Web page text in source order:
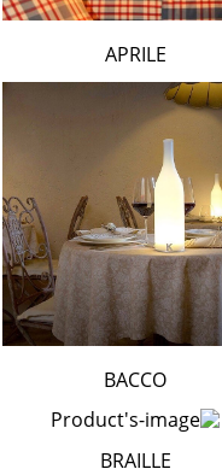
APRILE
BACCO
BRAILLE